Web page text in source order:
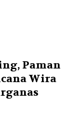
Paman
Wira